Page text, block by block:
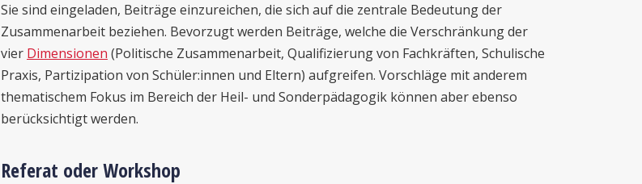
Sie sind eingeladen, Beiträge einzureichen, die sich auf die zentrale Bedeutung der
Zusammenarbeit beziehen. Bevorzugt werden Beiträge, welche die Verschränkung der
vier Dimensionen (Politische Zusammenarbeit, Qualifizierung von Fachkräften, Schulische
Praxis, Partizipation von Schüler:innen und Eltern) aufgreifen. Vorschläge mit anderem
thematischem Fokus im Bereich der Heil- und Sonderpädagogik können aber ebenso
berücksichtigt werden.
Referat oder Workshop